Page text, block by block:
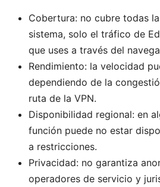
Cobertura: no cubre todas
sistema, solo el tráfico de
que uses a través del
Rendimiento: la velocidad
dependiendo de la
ruta de la VPN.
Disponibilidad regional: en
función puede no estar
a restricciones.
Privacidad: no garantiza
operadores de servicio y